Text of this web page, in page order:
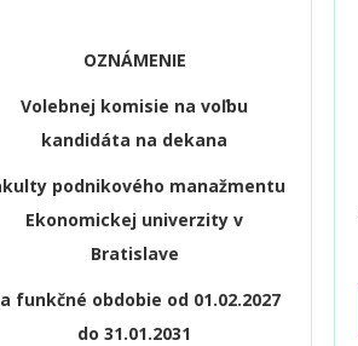
OZNÁMENIE
Volebnej komisie na voľbu
kandidáta na dekana
podnikového manažmentu
Ekonomickej univerzity v
Bratislave
funkčné obdobie od 01.02.2027
do 31.01.2031